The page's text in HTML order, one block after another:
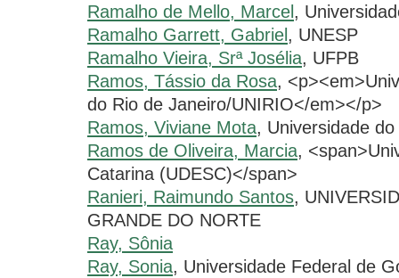
Ramalho de Mello, Marcel,
Ramalho Garrett, Gabriel, UNESP
Ramalho Vieira, Srª Josélia, UFPB
Ramos, Tássio da Rosa,
do Rio de Janeiro/UNIRIO</em></p>
Ramos, Viviane Mota, Universidade
Ramos de Oliveira, Marcia,
Catarina (UDESC)</span>
Ranieri, Raimundo Santos,
GRANDE DO NORTE
Ray, Sônia
Ray, Sonia, Universidade Federal de